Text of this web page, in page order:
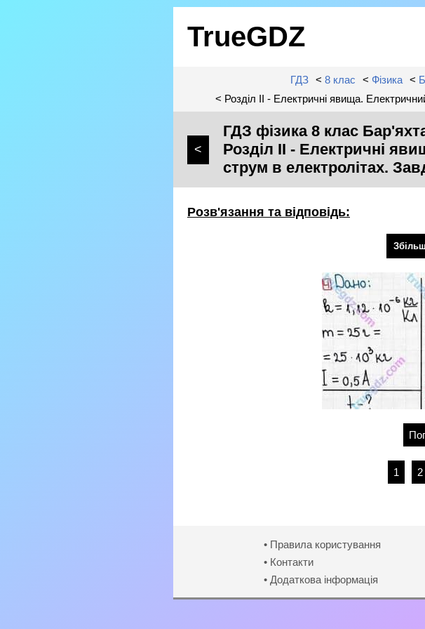
TrueGDZ
ГДЗ < 8 клас < Фізика <
< Розділ II - Електричні явища.
<
ГДЗ фізика 8 клас
Розділ II - Електричні
струм в електролітах.
Розв'язання та відповідь:
1 2
• Правила користування
• Контакти
• Додаткова інформація